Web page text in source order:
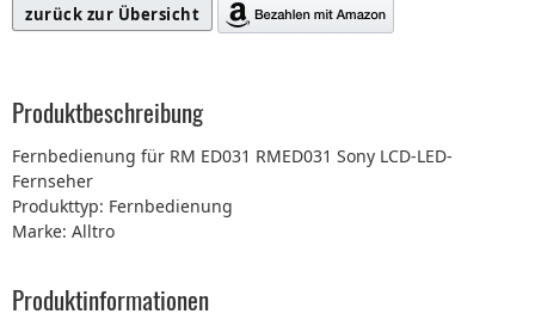
zurück zur Übersicht
Produktbeschreibung
Fernbedienung für RM ED031 RMED031 Sony LCD-LED-
Fernseher
Produkttyp: Fernbedienung
Marke: Alltro
Produktinformationen